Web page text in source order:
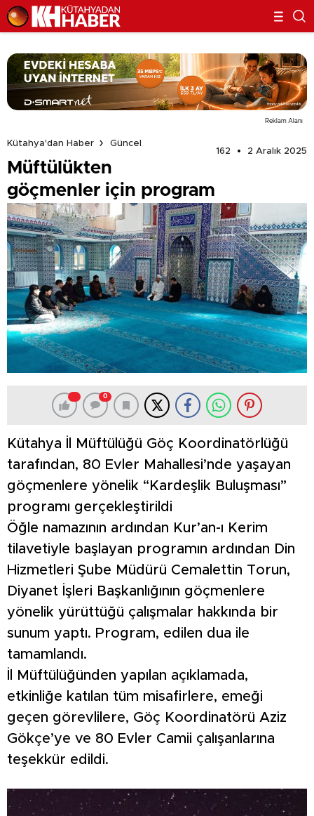
Reklam Alanı
Kütahya'dan Haber
Güncel
162
2 Aralık 2025
Müftülükten
göçmenler için program
0
Kütahya İl Müftülüğü Göç Koordinatörlüğü
tarafından, 80 Evler Mahallesi’nde yaşayan
göçmenlere yönelik “Kardeşlik Buluşması”
programı gerçekleştirildi
Öğle namazının ardından Kur’an-ı Kerim
tilavetiyle başlayan programın ardından Din
Hizmetleri Şube Müdürü Cemalettin Torun,
Diyanet İşleri Başkanlığının göçmenlere
yönelik yürüttüğü çalışmalar hakkında bir
sunum yaptı. Program, edilen dua ile
tamamlandı.
İl Müftülüğünden yapılan açıklamada,
etkinliğe katılan tüm misafirlere, emeği
geçen görevlilere, Göç Koordinatörü Aziz
Gökçe’ye ve 80 Evler Camii çalışanlarına
teşekkür edildi.